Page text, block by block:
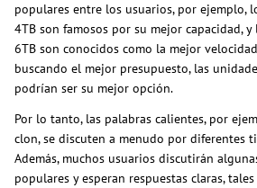
populares entre los usuarios, por ejemplo,
4TB son famosos por su mejor capacidad, y
6TB son conocidos como la mejor
buscando el mejor presupuesto, las
podrían ser su mejor opción.
Por lo tanto, las palabras calientes, por
clon, se discuten a menudo por diferentes
Además, muchos usuarios discutirán
populares y esperan respuestas claras, tales